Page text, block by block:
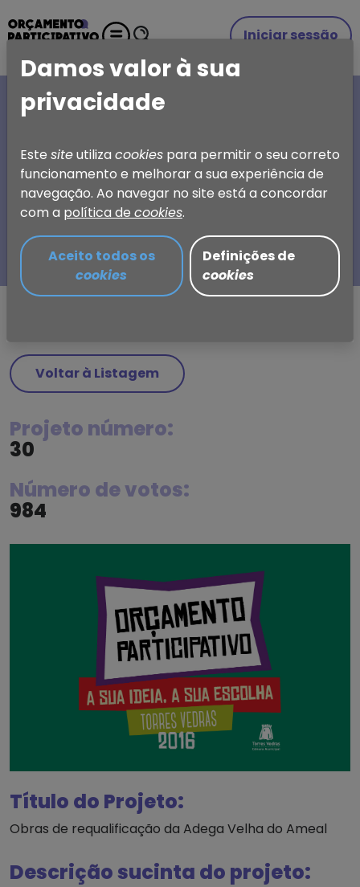
Iniciar sessão
ESCOLHA
Orçamento Participativo
de Torres Vedras
Voltar à Listagem
Projeto número:
30
Número de votos:
984
Título do Projeto:
Obras de requalificação da Adega Velha do Ameal
Descrição sucinta do projeto:
Damos valor à sua
privacidade
Este siteutiliza cookies para permitir o seu correto
funcionamento e melhorar a sua experiência de
navegação. Ao navegar no site está a concordar
com a política de cookies.
Aceito todos os
cookies
Definições de
cookies